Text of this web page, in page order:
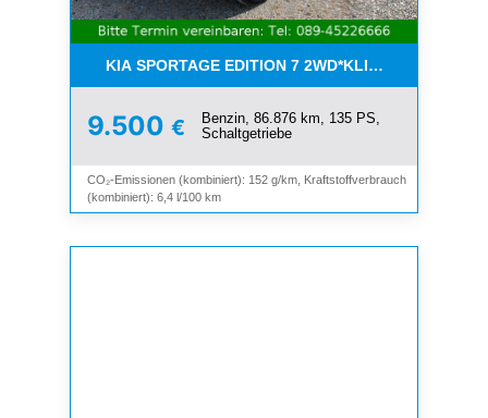
KIA SPORTAGE EDITION 7
9.500 €
Benzin, 86.876 km, 135 PS,
Schaltgetriebe
CO₂-Emissionen (kombiniert): 152 g/km, Kraftstoffverbrauch
(kombiniert): 6,4 l/100 km